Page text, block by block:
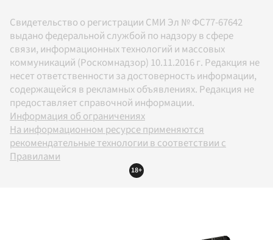
Свидетельство о регистрации СМИ Эл № ФС77-67642
выдано федеральной службой по надзору в сфере
связи, информационных технологий и массовых
коммуникаций (Роскомнадзор) 10.11.2016 г. Редакция не
несет ответственности за достоверность информации,
содержащейся в рекламных объявлениях. Редакция не
предоставляет справочной информации.
Информация об ограничениях
На информационном ресурсе применяются
рекомендательные технологии в соответствии с
Правилами
18+